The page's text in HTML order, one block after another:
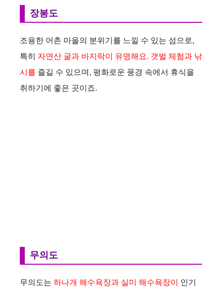
장봉도
조용한 어촌 마을의 분위기를 느낄 수 있는 섬으로,
특히 자연산 굴과 바지락이 유명해요. 갯벌 체험과 낚
시를 즐길 수 있으며, 평화로운 풍경 속에서 휴식을
취하기에 좋은 곳이죠.
무의도
무의도는 하나개 해수욕장과 실미 해수욕장이
인기